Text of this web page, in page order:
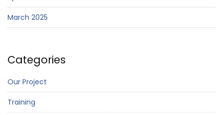
March 2025
Categories
Our Project
Training